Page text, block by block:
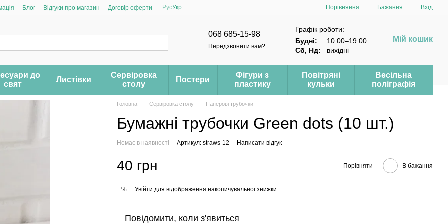
Блог Відгуки про магазин Договір оферти РусУкр Порівняння Бажання Вхід
068 685-15-98
Передзвонити вам?
Графік роботи:
Будні:
10:00–19:00
Сб, Нд:
вихідні
Мій кошик
до
свят
Листівки
Сервіровка
столу
Постери
Фігури з
пластику
Повітряні
кульки
Весільна
поліграфія
Головна Сервіровка столу Паперові трубочки
Бумажні трубочки Green dots (10 шт.)
Немає в наявності Артикул: straws-12 Написати відгук
40 грн Порівняти В бажання
% Увійти для відображення накопичувальної знижки
Повідомити, коли з'явиться